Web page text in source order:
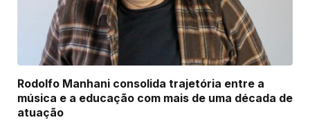
Rodolfo Manhani consolida trajetória entre a
música e a educação com mais de uma década de
atuação